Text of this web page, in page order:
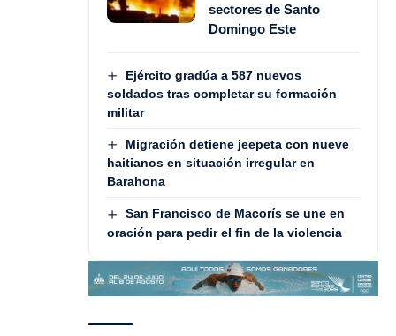
sectores de Santo
Domingo Este
Ejército gradúa a 587 nuevos
soldados tras completar su formación
militar
Migración detiene jeepeta con nueve
haitianos en situación irregular en
Barahona
San Francisco de Macorís se une en
oración para pedir el fin de la violencia